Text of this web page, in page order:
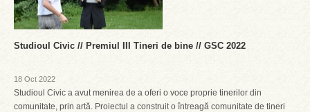
Studioul Civic // Premiul III Tineri de bine // GSC 2022
18 Oct 2022
Studioul Civic a avut menirea de a oferi o voce proprie tinerilor din
comunitate, prin artă. Proiectul a construit o întreagă comunitate de tineri